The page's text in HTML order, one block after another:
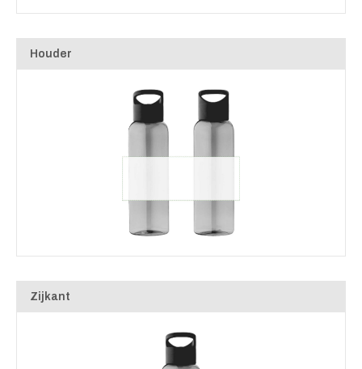
Houder
Zijkant